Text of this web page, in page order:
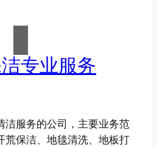
专业服务
洁服务的公司，主要业务范
荒保洁、地毯清洗、地板打